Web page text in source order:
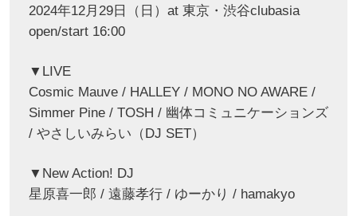
2024年12月29日（日）at 東京・渋谷clubasia
open/start 16:00
▼LIVE
Cosmic Mauve / HALLEY / MONO NO AWARE /
Simmer Pine / TOSH / 幽体コミュニケーションズ
/ やさしいみらい（DJ SET）
▼New Action! DJ
星原喜一郎 / 遠藤孝行 / ゆーかり / hamakyo